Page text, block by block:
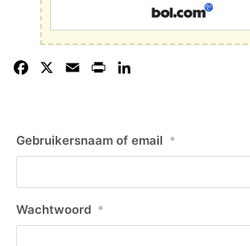
Facebook Email Print
Gebruikersnaam of email *
Wachtwoord *